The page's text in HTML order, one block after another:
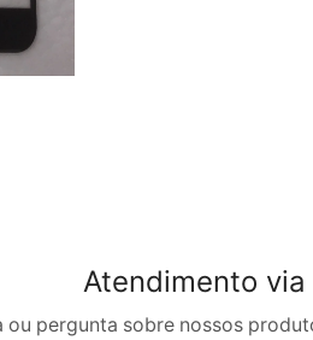
Atendimento
ou pergunta sobre nossos